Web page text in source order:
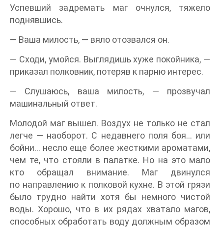
Успевший задремать маг очнулся, тяжело
поднявшись.
— Ваша милость, — вяло отозвался он.
— Сходи, умойся. Выглядишь хуже покойника, —
приказал полковник, потеряв к парню интерес.
— Слушаюсь, ваша милость, — прозвучал
машинальный ответ.
Молодой маг вышел. Воздух не только не стал
легче — наоборот. С недавнего поля боя… или
бойни… несло еще более жесткими ароматами,
чем те, что стояли в палатке. Но на это мало
кто обращал внимание. Маг двинулся
по направлению к полковой кухне. В этой грязи
было трудно найти хотя бы немного чистой
воды. Хорошо, что в их рядах хватало магов,
способных обработать воду должным образом